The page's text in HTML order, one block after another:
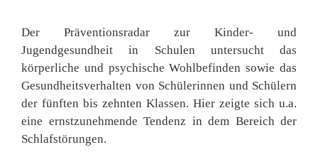
Der Präventionsradar zur Kinder- und
Jugendgesundheit in Schulen untersucht das
körperliche und psychische Wohlbefinden sowie das
Gesundheitsverhalten von Schülerinnen und Schülern
der fünften bis zehnten Klassen. Hier zeigte sich u.a.
eine ernstzunehmende Tendenz in dem Bereich der
Schlafstörungen.